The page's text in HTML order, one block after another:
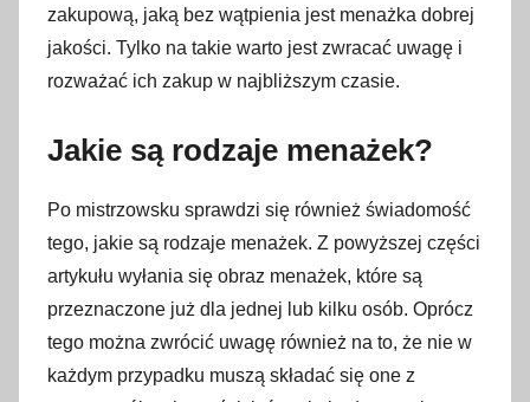
zakupową, jaką bez wątpienia jest menażka dobrej
jakości. Tylko na takie warto jest zwracać uwagę i
rozważać ich zakup w najbliższym czasie.
Jakie są rodzaje menażek?
Po mistrzowsku sprawdzi się również świadomość
tego, jakie są rodzaje menażek. Z powyższej części
artykułu wyłania się obraz menażek, które są
przeznaczone już dla jednej lub kilku osób. Oprócz
tego można zwrócić uwagę również na to, że nie w
każdym przypadku muszą składać się one z